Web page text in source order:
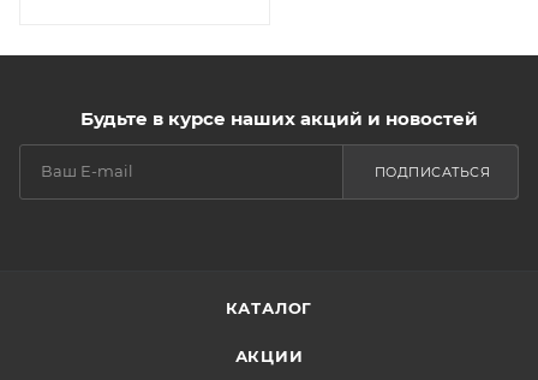
Будьте в курсе наших акций и новостей
ПОДПИСАТЬСЯ
КАТАЛОГ
АКЦИИ